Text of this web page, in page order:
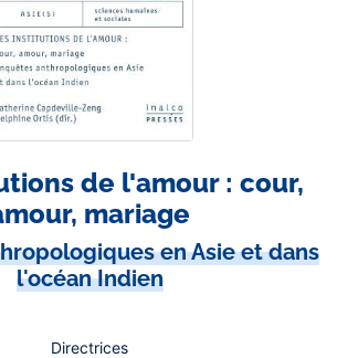
de l'amour : cour,
mariage
en Asie et dans
l'océan Indien
Directrices